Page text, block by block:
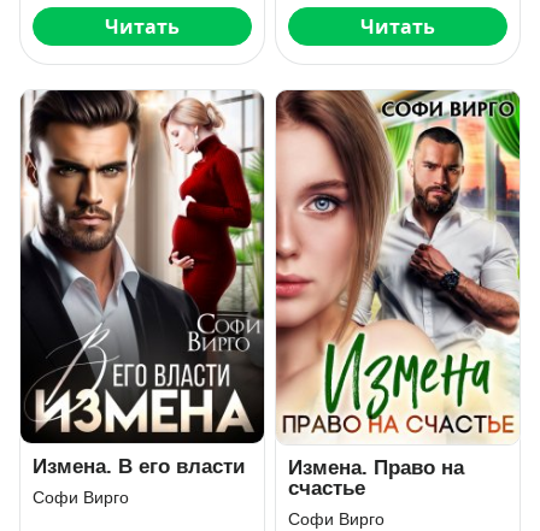
Читать
Читать
Измена. В его власти
Софи Вирго
Измена. Право на
счастье
Софи Вирго